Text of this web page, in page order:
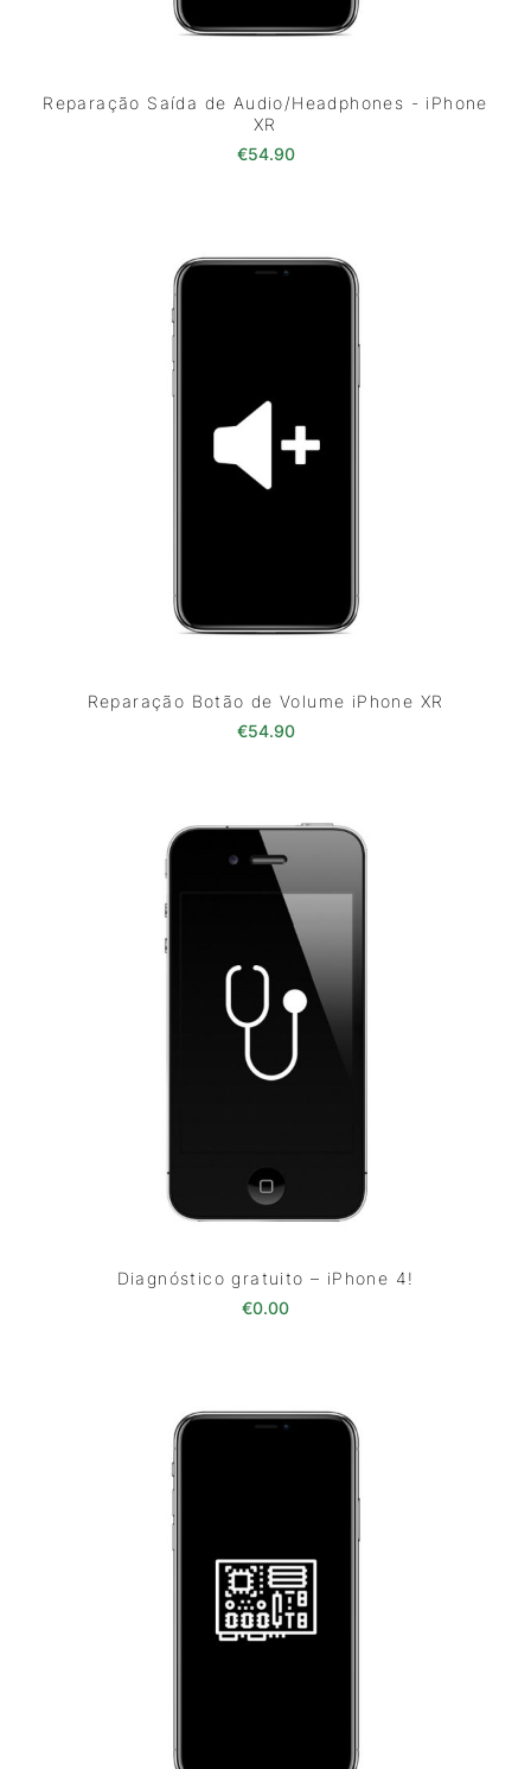
Reparação Saída de Audio/Headphones - iPhone
XR
€54.90
Reparação Botão de Volume iPhone XR
€54.90
Diagnóstico gratuito – iPhone 4!
€0.00